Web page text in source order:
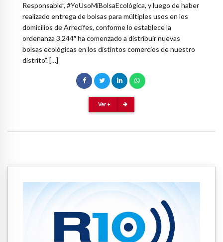
Responsable”, #YoUsoMiBolsaEcológica, y luego de haber
realizado entrega de bolsas para múltiples usos en los
domicilios de Arrecifes, conforme lo establece la
ordenanza 3.244″ ha comenzado a distribuir nuevas
bolsas ecológicas en los distintos comercios de nuestro
distrito”. […]
Ver +